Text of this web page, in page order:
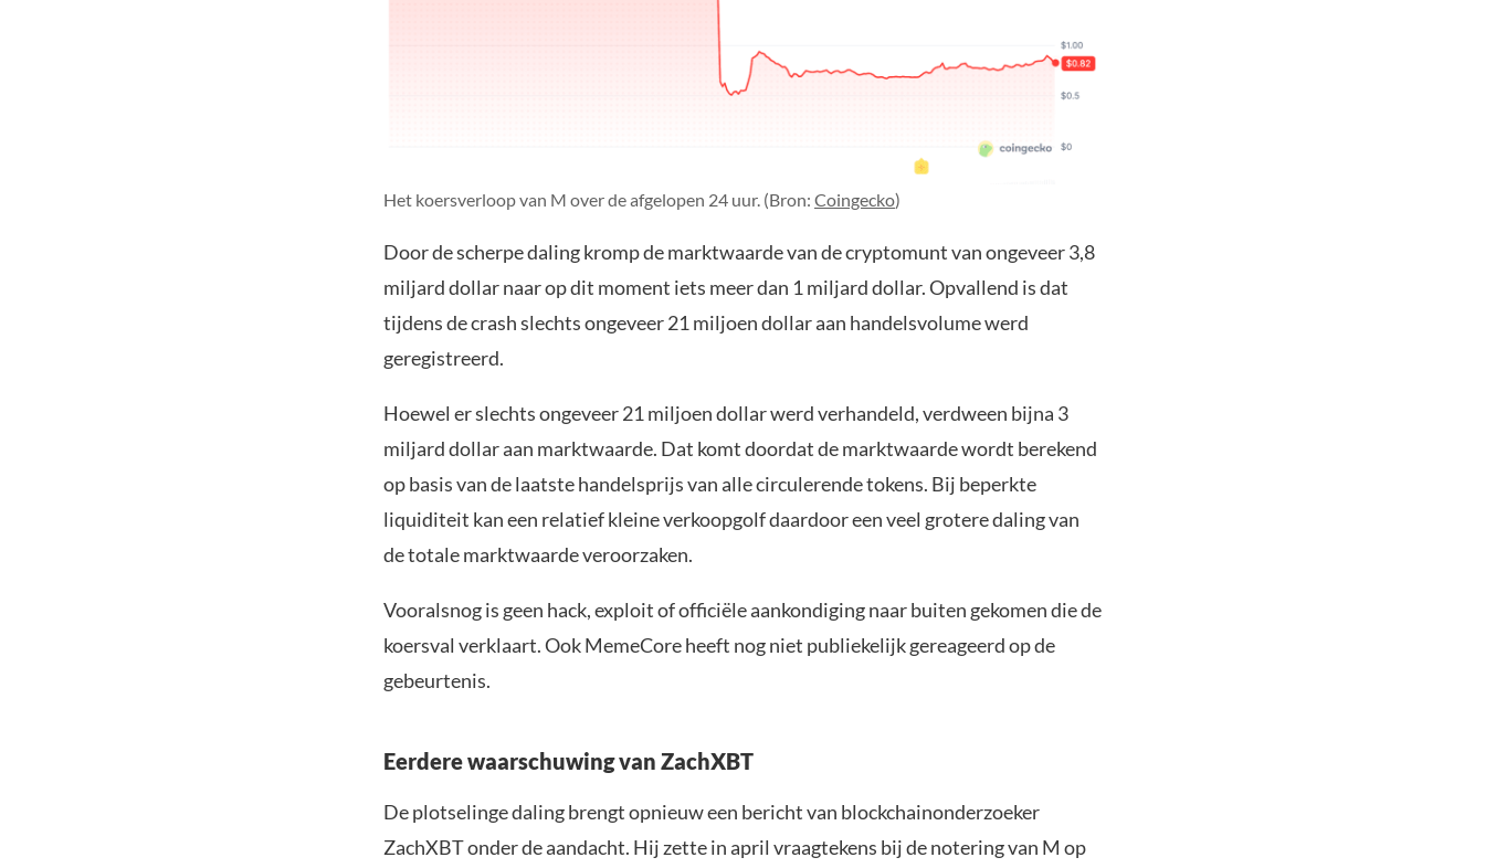
Het koersverloop van M over de afgelopen 24 uur. (Bron: Coingecko)
Door de scherpe daling kromp de marktwaarde van de cryptomunt van ongeveer 3,8
miljard dollar naar op dit moment iets meer dan 1 miljard dollar. Opvallend is dat
tijdens de crash slechts ongeveer 21 miljoen dollar aan handelsvolume werd
geregistreerd.
Hoewel er slechts ongeveer 21 miljoen dollar werd verhandeld, verdween bijna 3
miljard dollar aan marktwaarde. Dat komt doordat de marktwaarde wordt berekend
op basis van de laatste handelsprijs van alle circulerende tokens. Bij beperkte
liquiditeit kan een relatief kleine verkoopgolf daardoor een veel grotere daling van
de totale marktwaarde veroorzaken.
Vooralsnog is geen hack, exploit of officiële aankondiging naar buiten gekomen die de
koersval verklaart. Ook MemeCore heeft nog niet publiekelijk gereageerd op de
gebeurtenis.
Eerdere waarschuwing van ZachXBT
De plotselinge daling brengt opnieuw een bericht van blockchainonderzoeker
ZachXBT onder de aandacht. Hij zette in april vraagtekens bij de notering van M op